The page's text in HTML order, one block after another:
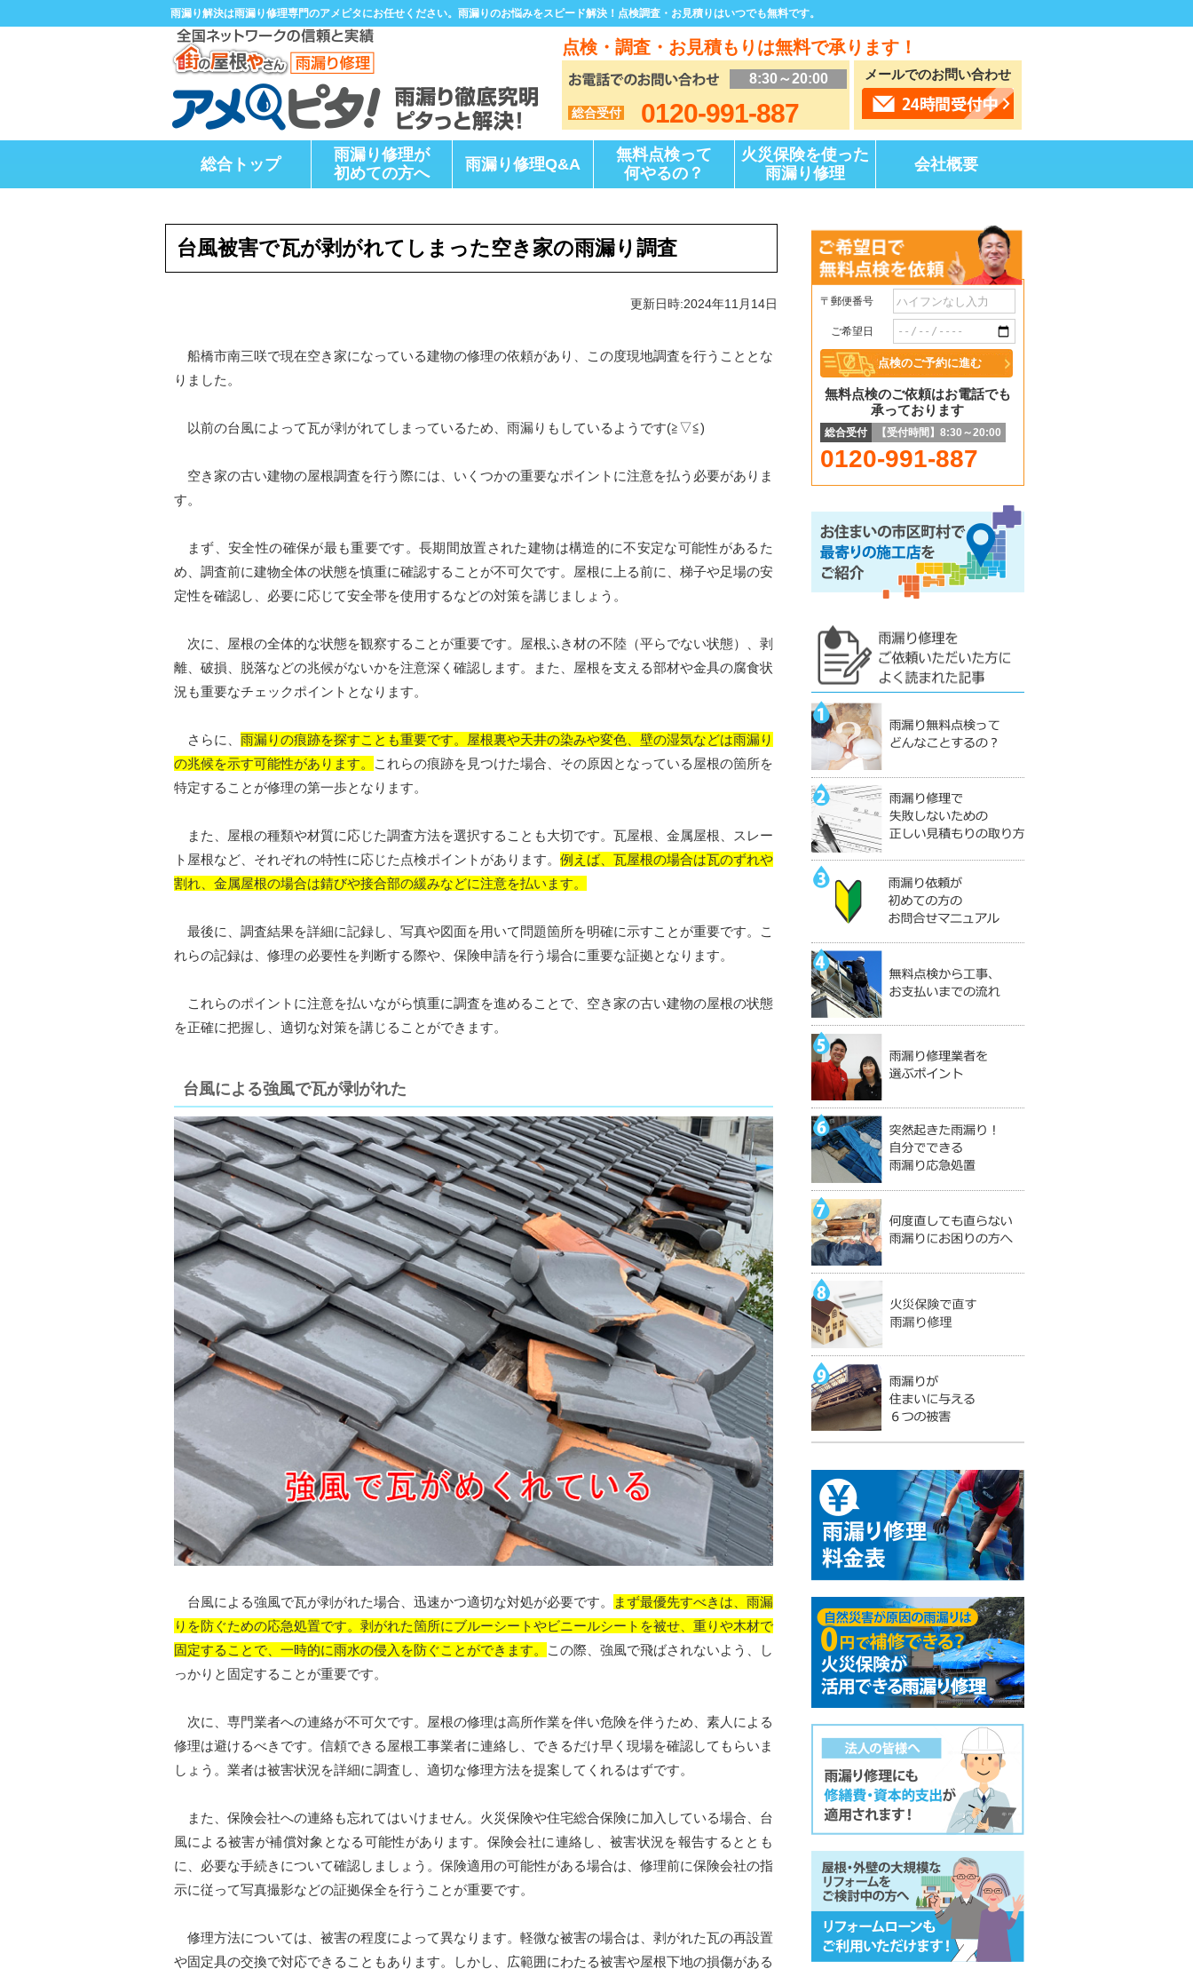
雨漏り解決は雨漏り修理専門のアメピタにお任せください。雨漏りのお悩みをスピード解決！点検調査・お見積りはいつでも無料です。
点検・調査・お見積もりは無料で承ります！
8:30～20:00
総合受付 0120-991-887
メールでのお問い合わせ
総合トップ
雨漏り修理が
初めての方へ
雨漏り修理Q&A
無料点検って
何やるの？
火災保険を使った
雨漏り修理
会社概要
台風被害で瓦が剥がれてしまった空き家の雨漏り調査
更新日時:2024年11月14日
船橋市南三咲で現在空き家になっている建物の修理の依頼があり、この度現地調査を行うこととな
りました。
以前の台風によって瓦が剥がれてしまっているため、雨漏りもしているようです(≧▽≦)
空き家の古い建物の屋根調査を行う際には、いくつかの重要なポイントに注意を払う必要がありま
す。
まず、安全性の確保が最も重要です。長期間放置された建物は構造的に不安定な可能性があるた
め、調査前に建物全体の状態を慎重に確認することが不可欠です。屋根に上る前に、梯子や足場の安
定性を確認し、必要に応じて安全帯を使用するなどの対策を講じましょう。
次に、屋根の全体的な状態を観察することが重要です。屋根ふき材の不陸（平らでない状態）、剥
離、破損、脱落などの兆候がないかを注意深く確認します。また、屋根を支える部材や金具の腐食状
況も重要なチェックポイントとなります。
さらに、 雨漏りの痕跡を探すことも重要です。屋根裏や天井の染みや変色、壁の湿気などは雨漏り
の兆候を示す可能性があります。
これらの痕跡を見つけた場合、その原因となっている屋根の箇所を
特定することが修理の第一歩となります。
また、屋根の種類や材質に応じた調査方法を選択することも大切です。瓦屋根、金属屋根、スレー
ト屋根など、それぞれの特性に応じた点検ポイントがあります。 例えば、瓦屋根の場合は瓦のずれや
割れ、金属屋根の場合は錆びや接合部の緩みなどに注意を払います。
最後に、調査結果を詳細に記録し、写真や図面を用いて問題箇所を明確に示すことが重要です。こ
れらの記録は、修理の必要性を判断する際や、保険申請を行う場合に重要な証拠となります。
これらのポイントに注意を払いながら慎重に調査を進めることで、空き家の古い建物の屋根の状態
を正確に把握し、適切な対策を講じることができます。
台風による強風で瓦が剥がれた
台風による強風で瓦が剥がれた場合、迅速かつ適切な対処が必要です。
まず最優先すべきは、雨漏
りを防ぐための応急処置です。剥がれた箇所にブルーシートやビニールシートを被せ、重りや木材で
固定することで、一時的に雨水の侵入を防ぐことができます。
この際、強風で飛ばされないよう、し
っかりと固定することが重要です。
次に、専門業者への連絡が不可欠です。屋根の修理は高所作業を伴い危険を伴うため、素人による
修理は避けるべきです。信頼できる屋根工事業者に連絡し、できるだけ早く現場を確認してもらいま
しょう。業者は被害状況を詳細に調査し、適切な修理方法を提案してくれるはずです。
また、保険会社への連絡も忘れてはいけません。火災保険や住宅総合保険に加入している場合、台
風による被害が補償対象となる可能性があります。保険会社に連絡し、被害状況を報告するととも
に、必要な手続きについて確認しましょう。保険適用の可能性がある場合は、修理前に保険会社の指
示に従って写真撮影などの証拠保全を行うことが重要です。
修理方法については、被害の程度によって異なります。軽微な被害の場合は、剥がれた瓦の再設置
や固定具の交換で対応できることもあります。しかし、広範囲にわたる被害や屋根下地の損傷がある
〒郵便番号
ご希望日
無料点検のご依頼はお電話でも
承っております
総合受付 【受付時間】8:30～20:00
0120-991-887